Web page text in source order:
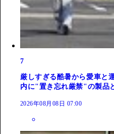
7
厳しすぎる酷暑から愛車
内に"置き忘れ厳禁"の製品
2026年08月08日 07:00